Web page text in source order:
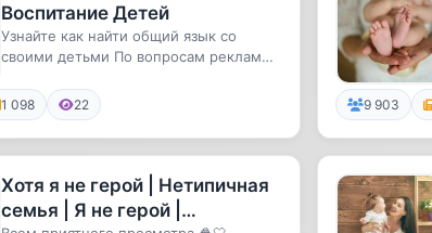
Воспитание Детей
Узнайте как найти общий язык со
своими детьми По вопросам рекламы
1 098 22 9 903
Хотя я не герой | Нетипичная
семья | Я не герой |